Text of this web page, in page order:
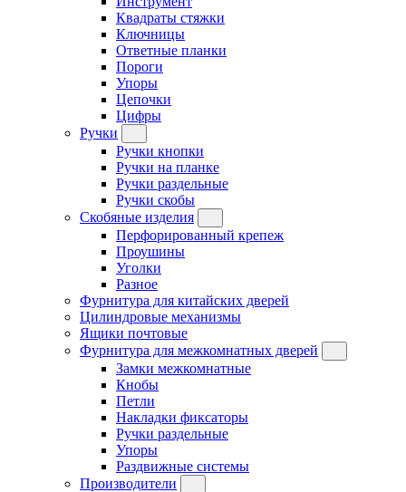
Квадраты стяжки
Ключницы
Ответные планки
Пороги
Упоры
Цепочки
Цифры
Ручки
Ручки кнопки
Ручки на планке
Ручки раздельные
Ручки скобы
Скобяные изделия
Перфорированный крепеж
Проушины
Уголки
Разное
Фурнитура для китайских дверей
Цилиндровые механизмы
Ящики почтовые
Фурнитура для межкомнатных дверей
Замки межкомнатные
Кнобы
Петли
Накладки фиксаторы
Ручки раздельные
Упоры
Раздвижные системы
Производители